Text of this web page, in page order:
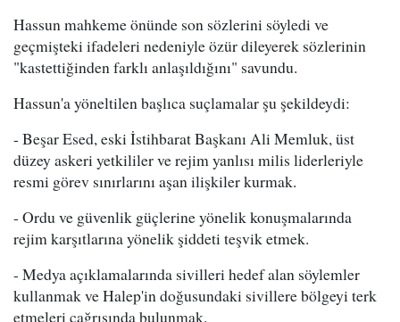
Hassun mahkeme önünde son sözlerini söyledi ve
geçmişteki ifadeleri nedeniyle özür dileyerek sözlerinin
"kastettiğinden farklı anlaşıldığını" savundu.
Hassun'a yöneltilen başlıca suçlamalar şu şekildeydi:
- Beşar Esed, eski İstihbarat Başkanı Ali Memluk, üst
düzey askeri yetkililer ve rejim yanlısı milis liderleriyle
resmi görev sınırlarını aşan ilişkiler kurmak.
- Ordu ve güvenlik güçlerine yönelik konuşmalarında
rejim karşıtlarına yönelik şiddeti teşvik etmek.
- Medya açıklamalarında sivilleri hedef alan söylemler
kullanmak ve Halep'in doğusundaki sivillere bölgeyi terk
etmeleri çağrısında bulunmak.